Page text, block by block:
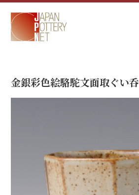
金銀彩色絵駱駝文面取ぐい呑